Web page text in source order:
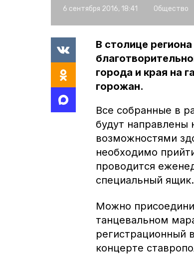
6 сентября 2016, 18:41 Общество
В столице
города и края на
горожан.
Все собранные в
будут
возможностями
необходимо
проводится
специальный ящик.
Можно
танцевальном
регистрационный
концерте